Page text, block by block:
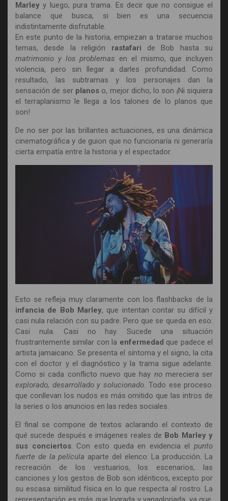
Marley y luego, pura trama. Es decir que no consigue el
balance que busca, si bien es una secuencia
indistintamente disfrutable.
En este punto de la historia, empiezan a tratarse muchos
temas, desde la religión rastafari de Bob hasta su
matrimonio y los problemas en el mismo, que incluyen
violencia, pero sin llegar a darles profundidad. Como
resultado, las subtramas y los personajes dan la
sensación de ser planoso, mejor dicho, lo son ¡Ni siquiera
el terraplanismo le llega a los talones de lo planos que
son!
De no ser por las brillantes actuaciones, es una dinámica
cinematográfica y de guion que no funcionaría ni generaría
cierta empatía entre la historia y el espectador.
Esto se refleja muy claramente con los flashbacks de la
infancia de Bob Marley, que intentan contar su difícil y
casi nula relación con su padre. Pero que se queda en eso:
Casi nula. Casi no hay. Sucede una situación
frustrantemente similar con la enfermedad que padece el
artista jamaicano. Se presenta el síntoma y el signo, la cita
con el doctor y el diagnóstico y la trama sigue adelante.
Como si cada conflicto nuevo que hay nomereciera ser
explorado, desarrollado y solucionado. Todo ese proceso
que conllevan los nudos es más omitido que las intros de
la series o los anuncios en las redes sociales.
El final se compone de textos aclarando el contexto de
qué sucede después e imágenes reales de Bob Marley y
sus conciertos. Con esto queda en evidencia el punto
fuerte de la película aparte del elenco: La producción. La
recreación de los vestuarios, los escenarios, las
canciones y los gestos de Bob son idénticos, excepto por
su escasa similitud física en lo que respecta al rostro. La